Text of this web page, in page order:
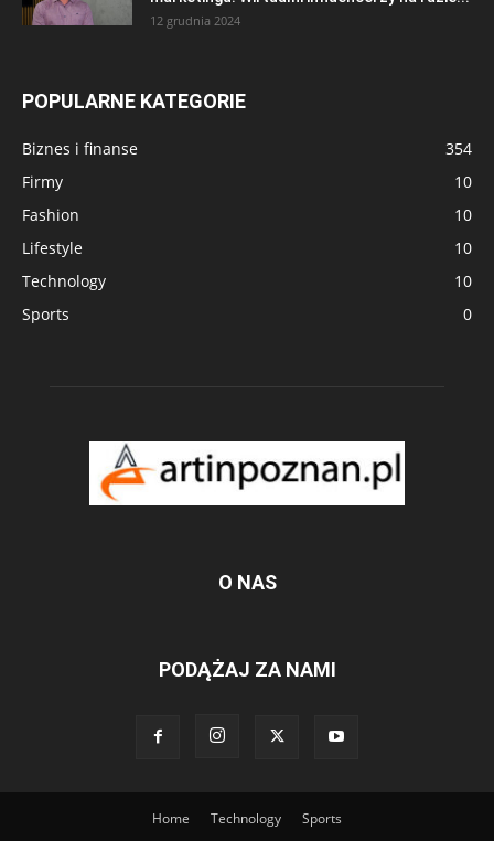
12 grudnia 2024
POPULARNE KATEGORIE
Biznes i finanse
354
Firmy
10
Fashion
10
Lifestyle
10
Technology
10
Sports
0
O NAS
PODĄŻAJ ZA NAMI
Home Technology Sports